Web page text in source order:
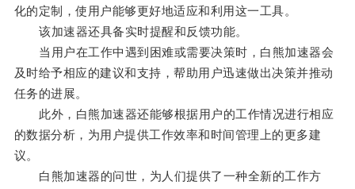
化的定制，使用户能够更好地适应和利用这一工具。
该加速器还具备实时提醒和反馈功能。
当用户在工作中遇到困难或需要决策时，白熊加速器会
及时给予相应的建议和支持，帮助用户迅速做出决策并推动
任务的进展。
此外，白熊加速器还能够根据用户的工作情况进行相应
的数据分析，为用户提供工作效率和时间管理上的更多建
议。
白熊加速器的问世，为人们提供了一种全新的工作方